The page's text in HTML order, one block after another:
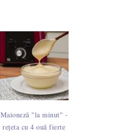
Maioneză "la minut" -
rețeta cu 4 ouă fierte